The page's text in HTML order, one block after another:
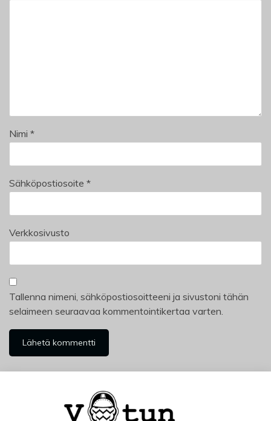
Nimi *
Sähköpostiosoite *
Verkkosivusto
Tallenna nimeni, sähköpostiosoitteeni ja sivustoni tähän
selaimeen seuraavaa kommentointikertaa varten.